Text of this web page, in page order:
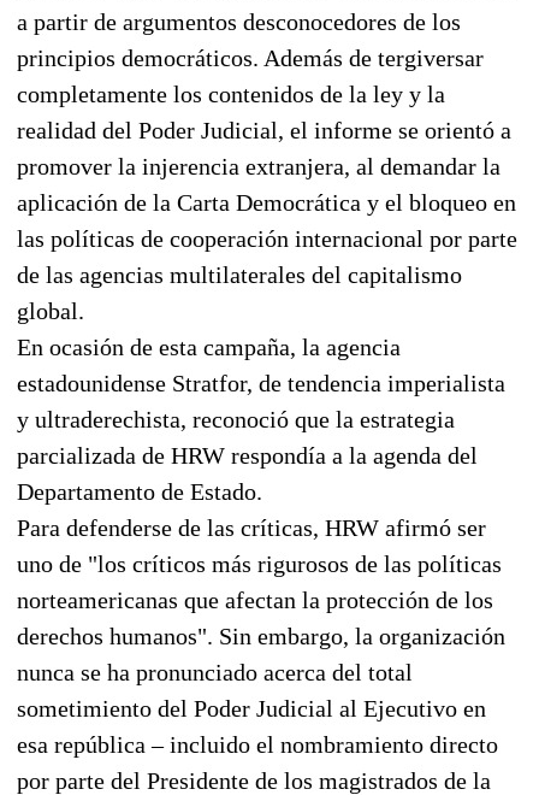
a partir de argumentos desconocedores de los
principios democráticos. Además de tergiversar
completamente los contenidos de la ley y la
realidad del Poder Judicial, el informe se orientó a
promover la injerencia extranjera, al demandar la
aplicación de la Carta Democrática y el bloqueo en
las políticas de cooperación internacional por parte
de las agencias multilaterales del capitalismo
global.
En ocasión de esta campaña, la agencia
estadounidense Stratfor, de tendencia imperialista
y ultraderechista, reconoció que la estrategia
parcializada de HRW respondía a la agenda del
Departamento de Estado.
Para defenderse de las críticas, HRW afirmó ser
uno de "los críticos más rigurosos de las políticas
norteamericanas que afectan la protección de los
derechos humanos". Sin embargo, la organización
nunca se ha pronunciado acerca del total
sometimiento del Poder Judicial al Ejecutivo en
esa república – incluido el nombramiento directo
por parte del Presidente de los magistrados de la